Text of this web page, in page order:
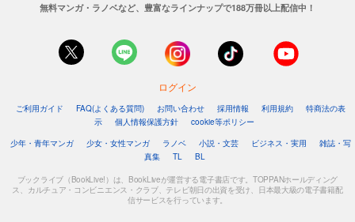
無料マンガ・ラノベなど、豊富なラインナップで188万冊以上配信中！
ログイン
ご利用ガイド FAQ(よくある質問) お問い合わせ 採用情報 利用規約
特商法の表
示
個人情報保護方針
cookie等ポリシー
少年・青年マンガ
少女・女性マンガ ラノベ 小説・文芸 ビジネス・実用
雑誌・写
真集
TL BL
ブックライブ（BookLive!）は、BookLiveが運営する電子書店です。TOPPANホールディング
ス、カルチュア・コンビニエンス・クラブ、テレビ朝日の出資を受け、日本最大級の電子書籍配
信サービスを行っています。